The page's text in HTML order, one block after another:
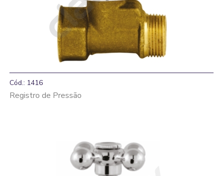
Cód.: 1416
Registro de Pressão